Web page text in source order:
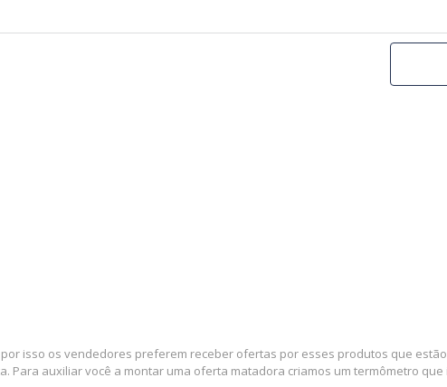
isso os vendedores preferem receber ofertas por esses produtos que
auxiliar você a montar uma oferta matadora criamos um termômetro